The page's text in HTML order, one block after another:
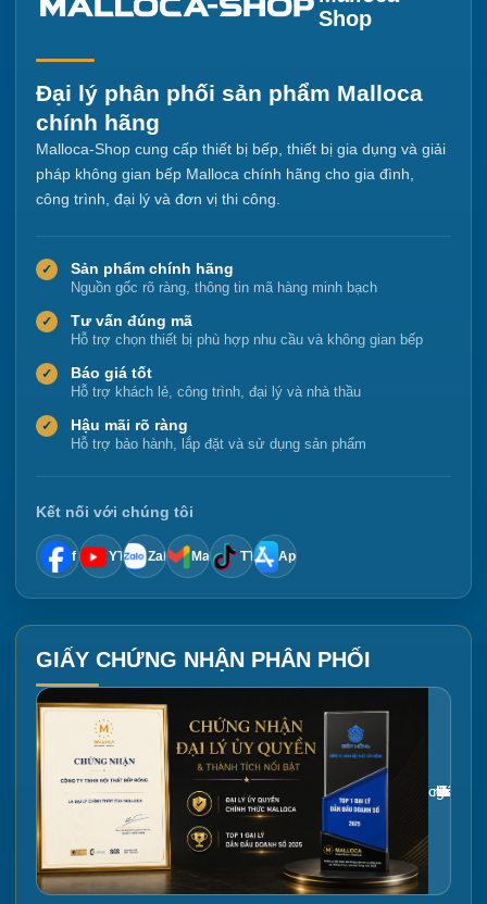
Shop
Đại lý phân phối sản phẩm Malloca
chính hãng
Malloca-Shop cung cấp thiết bị bếp, thiết bị gia dụng và giải
pháp không gian bếp Malloca chính hãng cho gia đình,
công trình, đại lý và đơn vị thi công.
✓ Sản phẩm chính hãng
Nguồn gốc rõ ràng, thông tin mã hàng minh bạch
✓ Tư vấn đúng mã
Hỗ trợ chọn thiết bị phù hợp nhu cầu và không gian bếp
✓ Báo giá tốt
Hỗ trợ khách lẻ, công trình, đại lý và nhà thầu
✓ Hậu mãi rõ ràng
Hỗ trợ bảo hành, lắp đặt và sử dụng sản phẩm
Kết nối với chúng tôi
f YT Zalo Mail TT App
GIẤY CHỨNG NHẬN PHÂN PHỐI
Gắn link ảnh giấy chứng nhận tại đây